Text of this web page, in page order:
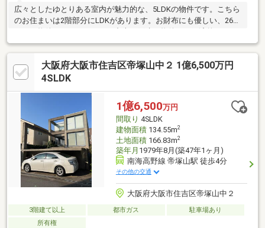
広々としたゆとりある室内が魅力的な、5LDKの物件です。こちら
のお住まいは2階部分にLDKがあります。お財布にも優しい、2680
ットが大きいのが特徴です。建物面積が93.55㎡と十分な広さでゆ
ったりと生活できるのではないのでしょうか。浴室は冷めた湯を
再び沸かせる追焚機能が付いています。浴室乾燥機付きの物件
は、乾燥機で浴室を乾燥させることができるのでカビの繁殖を防
大阪府大阪市住吉区帝塚山中２ 1億6,500万円
4SLDK
1億6,500万円
間取り 4SLDK
建物面積134.55m2
土地面積166.83m2
築年月 1979年8月(築47年1ヶ月)
南海高野線 帝塚山駅 徒歩4分
その他の交通
大阪府大阪市住吉区帝塚山中２
3階建て以上 都市ガス
駐車場あり
所有権